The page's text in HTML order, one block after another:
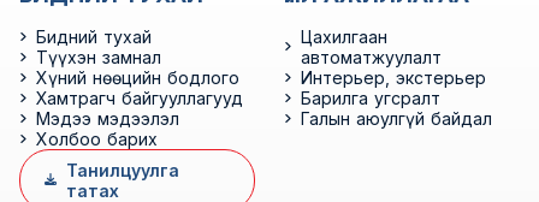
Бидний тухай
Түүхэн замнал
Хүний нөөцийн бодлого
Хамтрагч байгууллагууд
Мэдээ мэдээлэл
Холбоо барих
Танилцуулга
татах
Цахилгаан
автоматжуулалт
Интерьер, экстерьер
Барилга угсралт
Галын аюулгүй байдал